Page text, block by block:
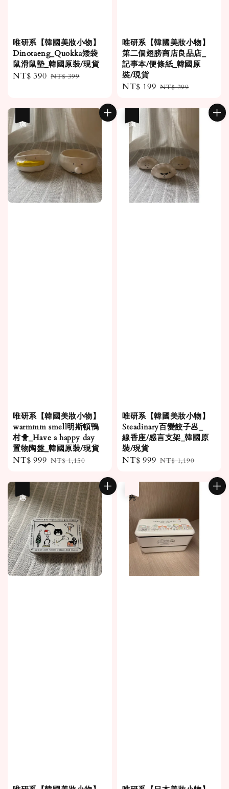
唯研系【韓國美妝小物】
Dinotaeng_Quokka矮袋
鼠滑鼠墊_韓國原裝/現貨
Sale
NT$ 390 Regular
NT$ 399
唯研系【韓國美妝小物】
第二個翅膀商店良品店_
記事本/便條紙_韓國原
裝/現貨
Sale
NT$ 199 Regular
NT$ 299
唯研系【韓國美妝小物】
warmmm smell明斯頓鴨
村🐥_Have a happy day
置物陶盤_韓國原裝/現貨
Sale
NT$ 999 Regular
NT$ 1,150
唯研系【韓國美妝小物】
Steadinary百變餃子🥟_
線香座/感言支架_韓國原
裝/現貨
Sale
NT$ 999 Regular
NT$ 1,190